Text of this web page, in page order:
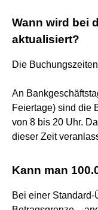
Wann wird bei
aktualisiert?
Die
An
Feiertage) sind die
von 8 bis 20 Uhr.
dieser Zeit
Kann man
Bei einer